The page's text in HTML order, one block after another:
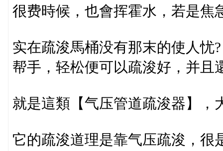
很费時候，也會挥霍水，若是焦
实在疏浚馬桶没有那末的使人忧
帮手，轻松便可以疏浚好，并且
就是這類【气压管道疏浚器】，
它的疏浚道理是靠气压疏浚，很